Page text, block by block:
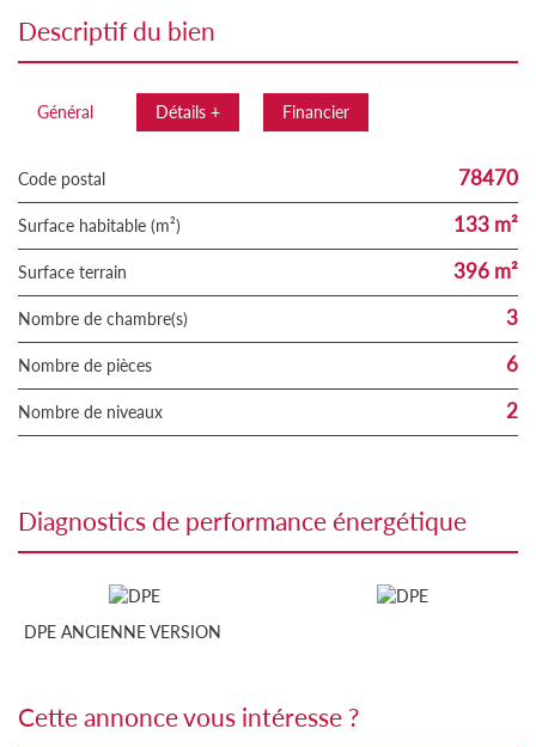
descriptif du bien
Général Détails + Financier
Code postal 78470
Surface habitable (m²) 133 m²
surface terrain 396 m²
Nombre de chambre(s) 3
Nombre de pièces 6
Nombre de niveaux 2
diagnostics de performance énergétique
DPE ANCIENNE VERSION
cette annonce vous intéresse ?